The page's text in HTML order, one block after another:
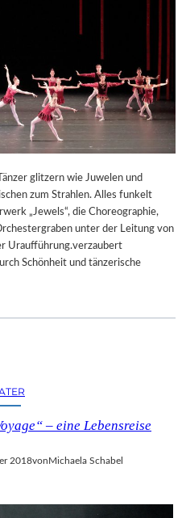
glitzern wie Juwelen und
zum Strahlen. Alles funkelt
„Jewels“, die Choreographie,
unter der Leitung von
Uraufführung.verzaubert
Schönheit und tänzerische
– eine Lebensreise
2018vonMichaela Schabel